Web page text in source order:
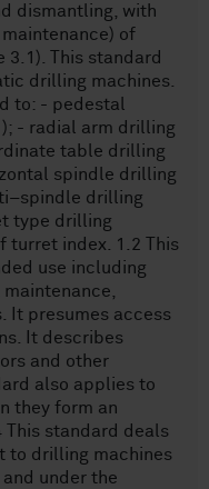
dismantling, with
of
3.1). This standard
drilling machines.
to: - pedestal
- radial arm drilling
table drilling
spindle drilling
drilling
type drilling
turret index. 1.2 This
use including
It presumes access
It describes
and other
also applies to
they form an
standard deals
to drilling machines
under the